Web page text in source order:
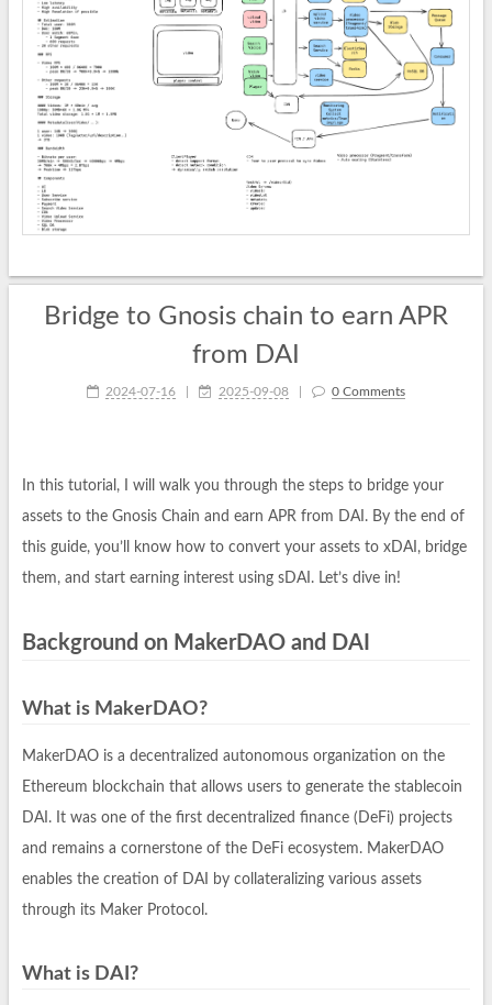
Bridge to Gnosis chain to earn APR
from DAI
2024-07-16 2025-09-08 0 Comments
In this tutorial, I will walk you through the steps to bridge your
assets to the Gnosis Chain and earn APR from DAI. By the end of
this guide, you’ll know how to convert your assets to xDAI, bridge
them, and start earning interest using sDAI. Let’s dive in!
Background on MakerDAO and DAI
What is MakerDAO?
MakerDAO is a decentralized autonomous organization on the
Ethereum blockchain that allows users to generate the stablecoin
DAI. It was one of the first decentralized finance (DeFi) projects
and remains a cornerstone of the DeFi ecosystem. MakerDAO
enables the creation of DAI by collateralizing various assets
through its Maker Protocol.
What is DAI?